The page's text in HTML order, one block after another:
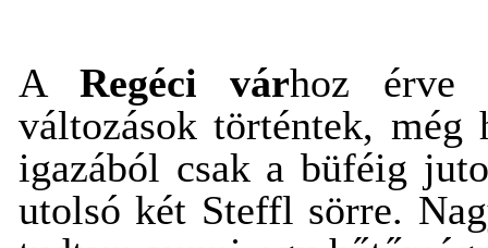
A Regéci várhoz érve
változások történtek,
igazából csak a büféig
utolsó két Steffl sörre.